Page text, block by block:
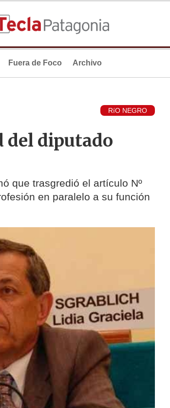
Fuera de Foco Archivo
RíO NEGRO
diputado
que trasgredió el artículo Nº
en paralelo a su función